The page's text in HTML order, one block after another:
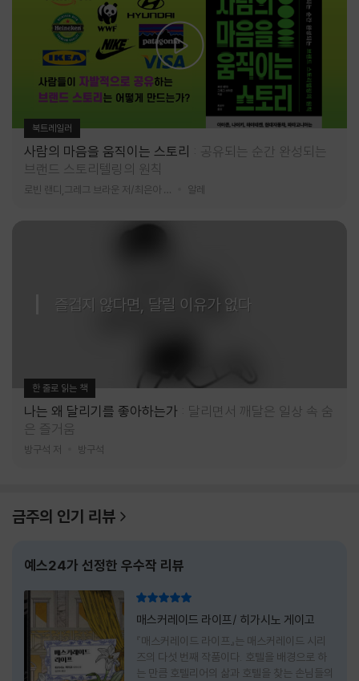
북트레일러
사람의 마음을 움직이는 스토리
공유되는 순간 완성되는
브랜드 스토리텔링의 원칙
알레
즐겁지 않다면, 달릴 이유가 없다
한 줄로 읽는 책
나는 왜 달리기를 좋아하는가
달리면서 깨달은 일상 속 숨
은 즐거움
방구석 저 방구석
금주의 인기 리뷰
예스24가 선정한 우수작 리뷰
매스커레이드 라이프/ 히가시노 게이고
『매스커레이드 라이프』는 매스커레이드 시리
즈의 다섯 번째 작품이다. 호텔을 배경으로 하
는 만큼 호텔리어의 삶과 호텔을 찾는 손님들의